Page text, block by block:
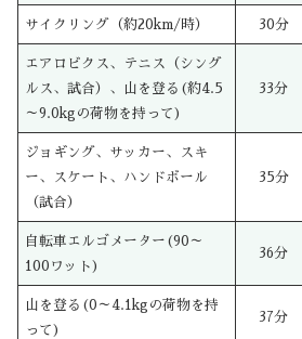
サイクリング（約20km/時） 30分
エアロビクス、テニス（シング
ルス、試合）、山を登る(約4.5
～9.0kgの荷物を持って)
33分
ジョギング、サッカー、スキ
ー、スケート、ハンドボール
（試合）
35分
自転車エルゴメーター(90～
100ワット)
36分
山を登る(0～4.1kgの荷物を持
って)
37分